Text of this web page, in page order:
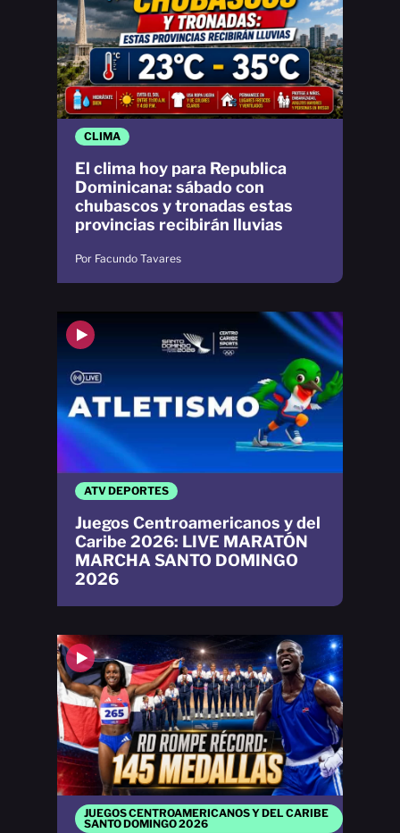
JUEGOS CENTROAMERICANOS Y DEL CARIBE
SANTO DOMINGO 2026
ATV DEPORTES
Juegos Centroamericanos y del
Caribe 2026: LIVE MARATÓN
MARCHA SANTO DOMINGO
2026
CLIMA
El clima hoy para Republica
Dominicana: sábado con
chubascos y tronadas estas
provincias recibirán lluvias
Por Facundo Tavares